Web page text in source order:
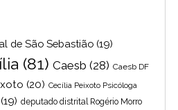
de São Sebastião (19)
(81) Caesb (28) Caesb DF
(20) Cecília Peixoto Psicóloga
(19) deputado distrital Rogério Morro